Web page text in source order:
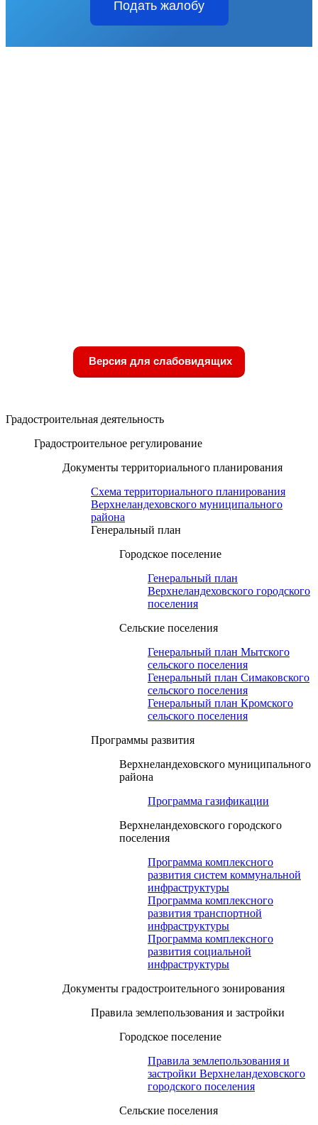
Подать жалобу
Версия для слабовидящих
Градостроительная деятельность
Градостроительное регулирование
Документы территориального планирования
Схема территориального планирования
Верхнеландеховского муниципального
района
Генеральный план
Городское поселение
Генеральный план
Верхнеландеховского городского
поселения
Сельские поселения
Генеральный план Мытского
сельского поселения
Генеральный план Симаковского
сельского поселения
Генеральный план Кромского
сельского поселения
Программы развития
Верхнеландеховского муниципального
района
Программа газификации
Верхнеландеховского городского
поселения
Программа комплексного
развития систем коммунальной
инфраструктуры
Программа комплексного
развития транспортной
инфраструктуры
Программа комплексного
развития социальной
инфраструктуры
Документы градостроительного зонирования
Правила землепользования и застройки
Городское поселение
Правила землепользования и
застройки Верхнеландеховского
городского поселения
Сельские поселения